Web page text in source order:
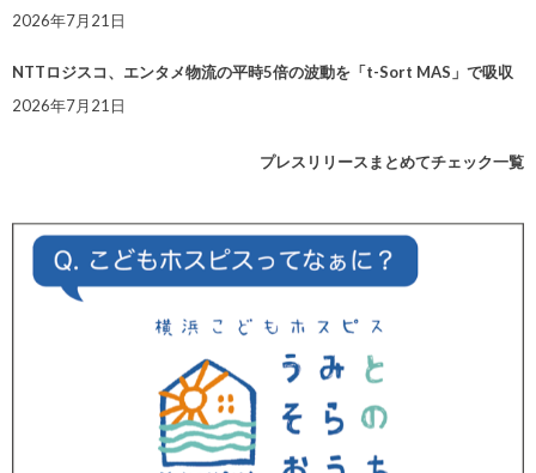
2026年7月21日
NTTロジスコ、エンタメ物流の平時5倍の波動を「t-Sort MAS」で吸収
2026年7月21日
プレスリリースまとめてチェック一覧